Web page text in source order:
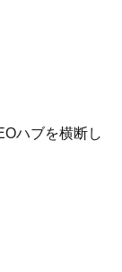
ハブを横断し